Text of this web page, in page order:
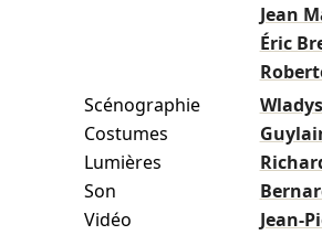
Jean
Éric
Scénographie
Costumes
Lumières
Son
Vidéo
Jean-